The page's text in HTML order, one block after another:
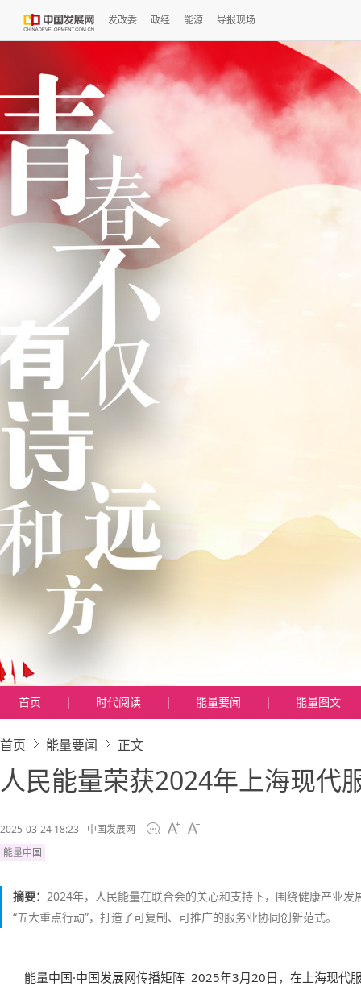
发改委 政经 能源 导报现场
首页 | 时代阅读 | 能量要闻 | 能量图文
首页 能量要闻 正文
人民能量荣获2024年上海现代
2025-03-24 18:23
中国发展网
能量中国
摘要： 2024年，人民能量在联合会的关心和支持下，围绕健康产业发
“五大重点行动”，打造了可复制、可推广的服务业协同创新范式。
能量中国·中国发展网传播矩阵 2025年3月20日，在上海现代